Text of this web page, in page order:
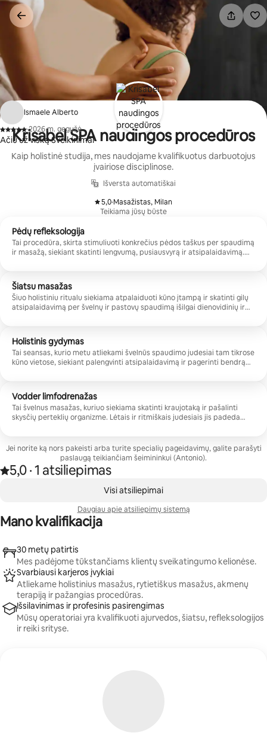
Pereiti
prie
turinio
Krisabel SPA naudingos procedūros
Kaip holistinė studija, mes naudojame kvalifikuotus darbuotojus
įvairiose disciplinose.
Išversta automatiškai
5,0
, ·Masažistas, Milan
Teikiama jūsų būste
Pėdų refleksologija
Tai procedūra, skirta stimuliuoti konkrečius pėdos taškus per spaudimą
ir masažą, siekiant skatinti lengvumą, pusiausvyrą ir atsipalaidavimą.
Šiatsu masažas
Šiuo holistiniu ritualu siekiama atpalaiduoti kūno įtampą ir skatinti gilų
atsipalaidavimą per švelnų ir pastovų spaudimą išilgai dienovidinių ir
Holistinis gydymas
Tai seansas, kurio metu atliekami švelnūs spaudimo judesiai tam tikrose
kūno vietose, siekiant palengvinti atsipalaidavimą ir pagerinti bendrą
Vodder limfodrenažas
Tai švelnus masažas, kuriuo siekiama skatinti kraujotaką ir pašalinti
skysčių perteklių organizme. Lėtais ir ritmiškais judesiais jis padeda
kurie nori švelnaus ir atpalaiduojančio masažo.
Jei norite ką nors pakeisti arba turite specialių pageidavimų, galite parašyti
paslaugą teikiančiam šeimininkui (Antonio).
Įvertinta 5,0 iš 5 žvaigždučių, remiantis 1 atsiliepimu
5,0
, ·1 atsiliepimas
Ismaele Alberto
, ·2026 m. gegužė
Ačiū už viską Sveikinimai
Visi atsiliepimai
Daugiau apie atsiliepimų sistemą
Mano kvalifikacija
30 metų patirtis
Mes padėjome tūkstančiams klientų sveikatingumo kelionėse.
Svarbiausi karjeros įvykiai
Atliekame holistinius masažus, rytietiškus masažus, akmenų
terapiją ir pažangias procedūras.
Išsilavinimas ir profesinis pasirengimas
Mūsų operatoriai yra kvalifikuoti ajurvedos, šiatsu, refleksologijos
ir reiki srityse.